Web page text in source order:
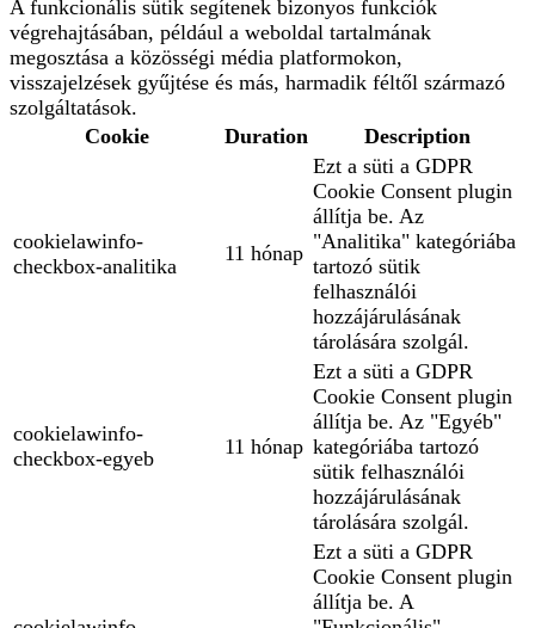
A funkcionális sütik segítenek bizonyos funkciók
végrehajtásában, például a weboldal tartalmának
megosztása a közösségi média platformokon,
visszajelzések gyűjtése és más, harmadik féltől származó
szolgáltatások.
Cookie
Duration Description
cookielawinfo-
checkbox-analitika
11 hónap
Ezt a süti a GDPR
Cookie Consent plugin
állítja be. Az
"Analitika" kategóriába
tartozó sütik
felhasználói
hozzájárulásának
tárolására szolgál.
cookielawinfo-
checkbox-egyeb
11 hónap
Ezt a süti a GDPR
Cookie Consent plugin
állítja be. Az "Egyéb"
kategóriába tartozó
sütik felhasználói
hozzájárulásának
tárolására szolgál.
Ezt a süti a GDPR
Cookie Consent plugin
állítja be. A